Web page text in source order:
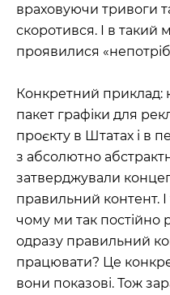
враховуючи тривоги
скоротився. І в
проявилися
Конкретний приклад:
пакет графіки для
проєкту в Штатах і в
з абсолютно
затверджували
правильний контент.
чому ми так постійно
одразу правильний
працювати? Це
вони показові. Тож